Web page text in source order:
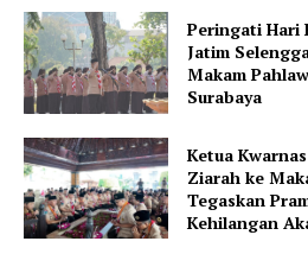
Peringati Hari
Jatim
Makam
Surabaya
Ketua
Ziarah ke
Tegaskan
Kehilangan